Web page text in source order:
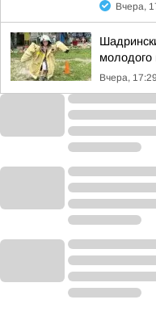
Вчера,
молодого
Вчера, 17:29